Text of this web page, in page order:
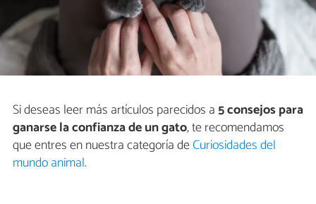
Si deseas leer más artículos parecidos a5 consejos para
ganarse la confianza de un gato, te recomendamos
que entres en nuestra categoría deCuriosidades del
mundo animal.